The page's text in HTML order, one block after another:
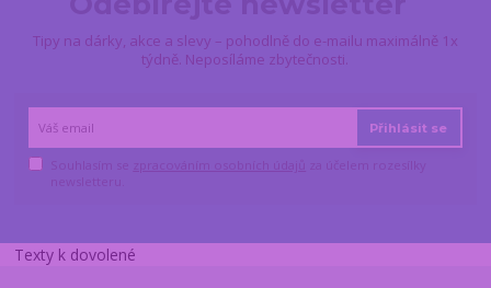
Tipy na dárky, akce a slevy – pohodlně do e-mailu maximálně 1x
týdně. Neposíláme zbytečnosti.
Přihlásit se
Texty k dovolené